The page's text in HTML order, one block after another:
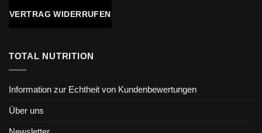
VERTRAG WIDERRUFEN
TOTAL NUTRITION
Information zur Echtheit von Kundenbewertungen
Über uns